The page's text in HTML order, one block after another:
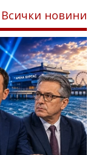
Всички новини